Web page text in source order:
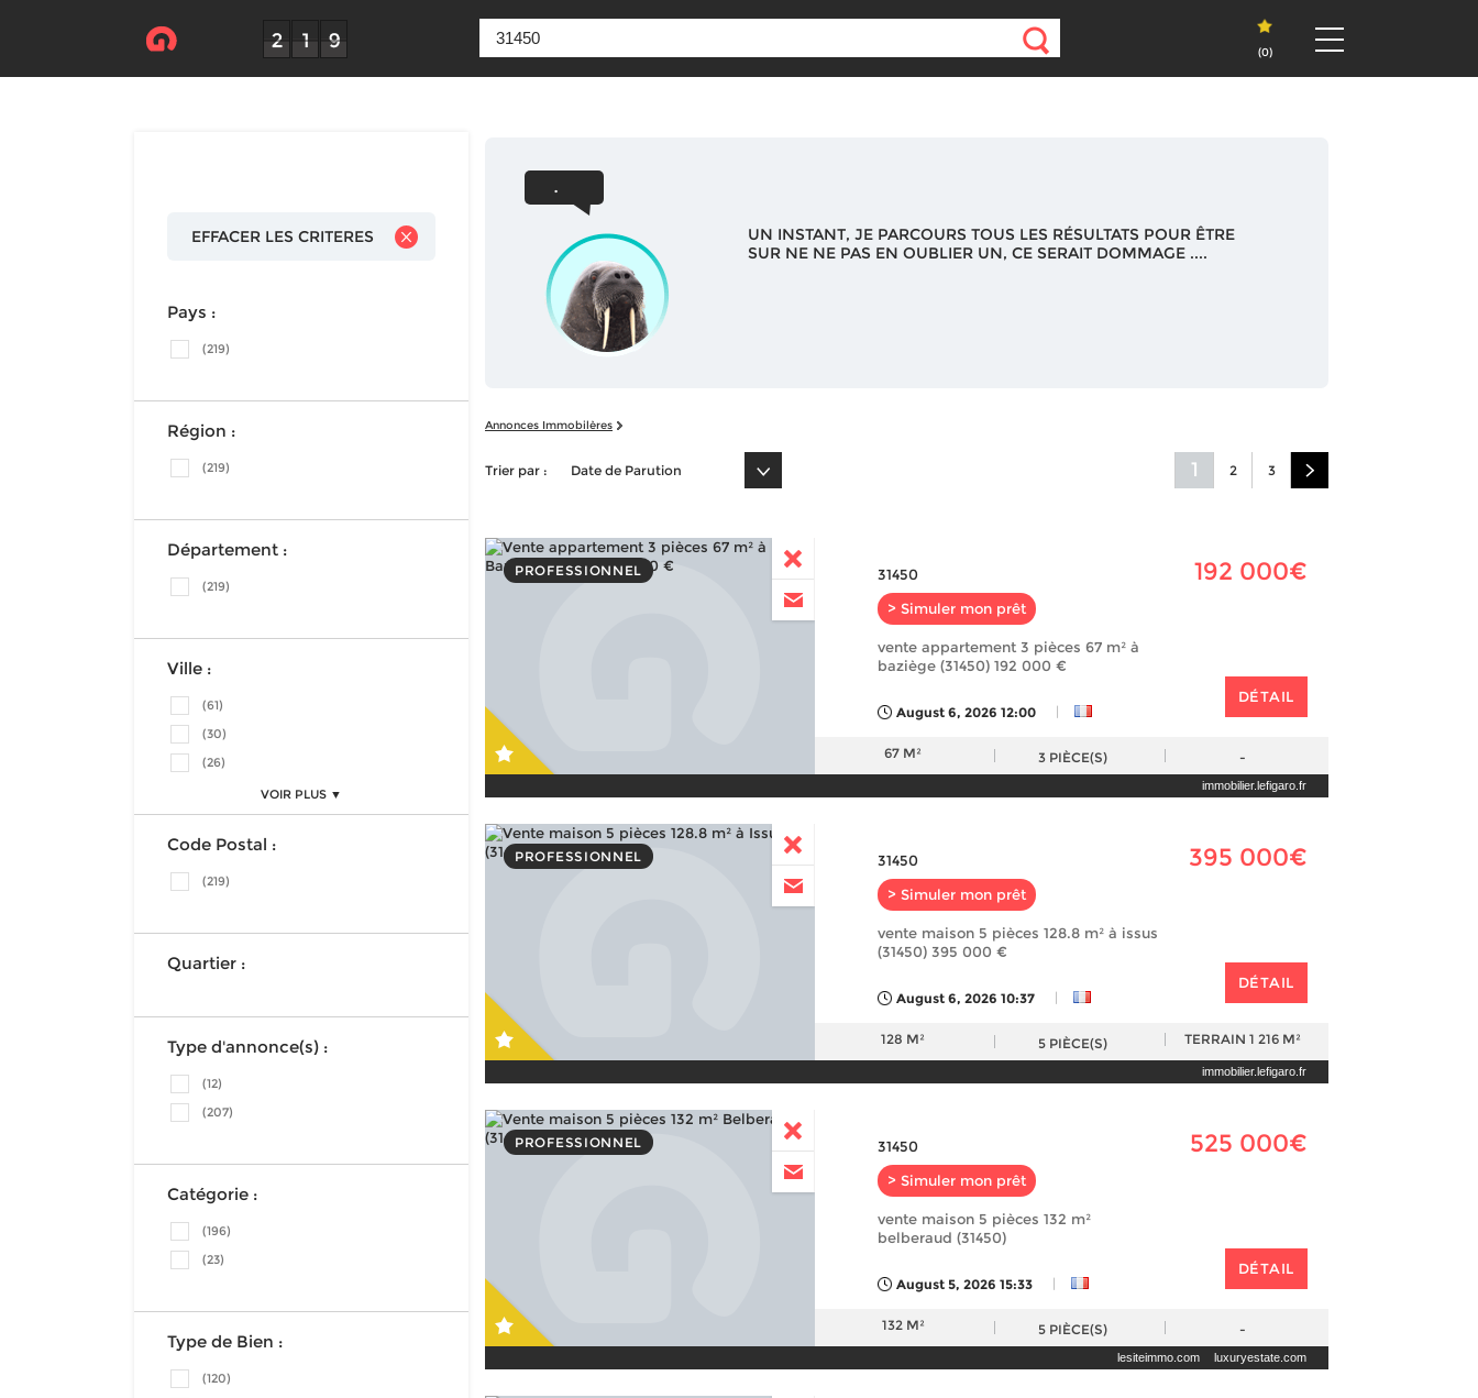
(0)
UN INSTANT, JE PARCOURS TOUS LES RÉSULTATS POUR ÊTRE
SUR NE NE PAS EN OUBLIER UN, CE SERAIT DOMMAGE ....
EFFACER LES CRITERES
Pays :
(219)
Région :
(219)
Département :
(219)
Ville :
(61)
(30)
(26)
VOIR PLUS ▼
Code Postal :
(219)
Quartier :
Type d'annonce(s) :
(12)
(207)
Catégorie :
(196)
(23)
Type de Bien :
(120)
Annonces Immobilères
1 2 3
Trier par : Date de Parution
PROFESSIONNEL 31450
> Simuler mon prêt
192 000€
vente appartement 3 pièces 67 m² à
baziège (31450) 192 000 €
August 6, 2026 12:00 |
DÉTAIL
67 M² 3 PIÈCE(S) -
immobilier.lefigaro.fr
PROFESSIONNEL 31450
> Simuler mon prêt
395 000€
vente maison 5 pièces 128.8 m² à issus
(31450) 395 000 €
August 6, 2026 10:37 |
DÉTAIL
128 M² 5 PIÈCE(S) TERRAIN 1 216 M²
immobilier.lefigaro.fr
PROFESSIONNEL 31450
> Simuler mon prêt
525 000€
vente maison 5 pièces 132 m²
belberaud (31450)
August 5, 2026 15:33 |
DÉTAIL
132 M² 5 PIÈCE(S) -
lesiteimmo.com luxuryestate.com